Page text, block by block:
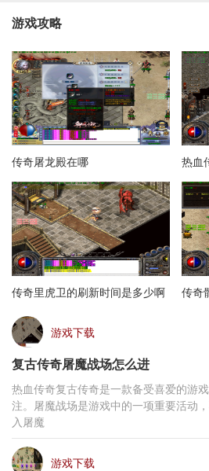
游戏攻略
传奇屠龙殿在哪 热血
传奇里虎卫的刷新时间是多少啊 传奇
游戏下载
复古传奇屠魔战场怎么进
热血传奇复古传奇是一款备受喜爱的游
注。屠魔战场是游戏中的一项重要活动
入屠魔
游戏下载